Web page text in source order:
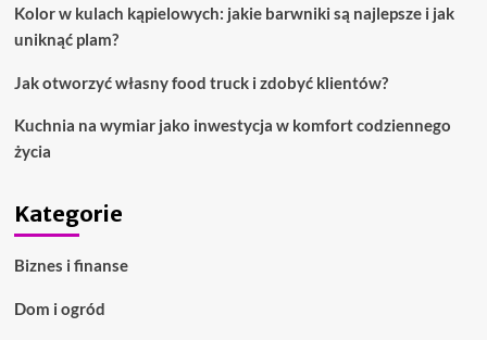
Kolor w kulach kąpielowych: jakie barwniki są najlepsze i jak
uniknąć plam?
Jak otworzyć własny food truck i zdobyć klientów?
Kuchnia na wymiar jako inwestycja w komfort codziennego
życia
Kategorie
Biznes i finanse
Dom i ogród